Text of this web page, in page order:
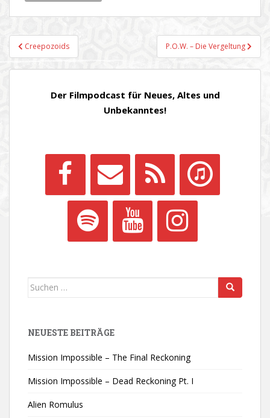
Beitragsnavigation
Creepozoids P.O.W. – Die Vergeltung
Der Filmpodcast für Neues, Altes und
Unbekanntes!
Suchen
NEUESTE BEITRÄGE
Mission Impossible – The Final Reckoning
Mission Impossible – Dead Reckoning Pt. I
Alien Romulus